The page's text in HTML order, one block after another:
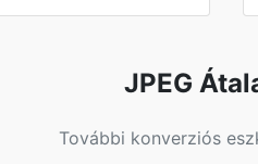
JPEG
További konverziós